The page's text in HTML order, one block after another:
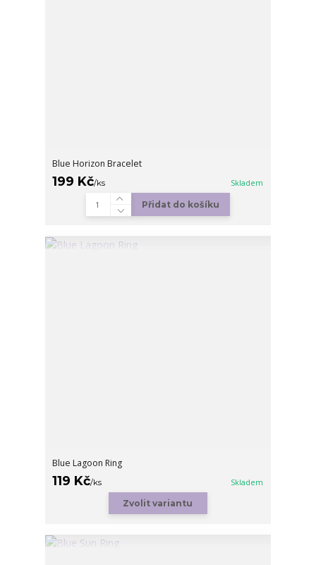
Blue Horizon Bracelet
199 Kč/ks Skladem
Přidat do košíku
Blue Lagoon Ring
119 Kč/ks Skladem
Zvolit variantu